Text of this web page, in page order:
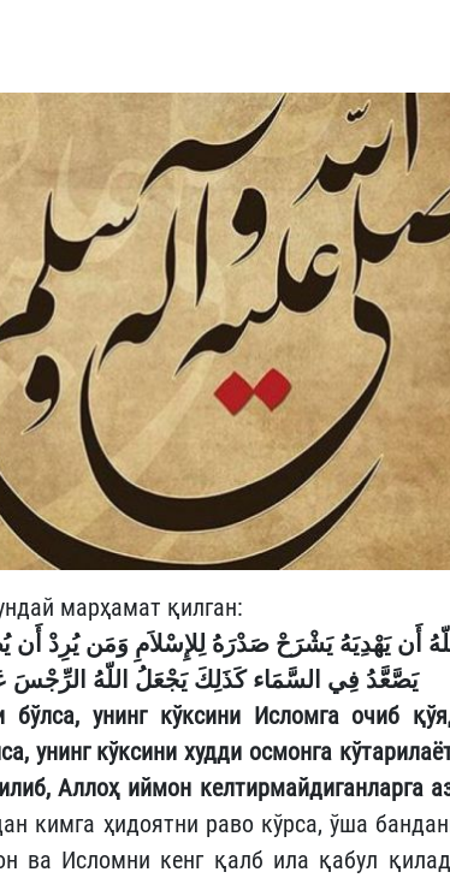
марҳамат қилган:
أَن يَهْدِيَهُ يَشْرَحْ صَدْرَهُ لِلإِسْلاَمِ وَمَن يُرِدْ
يَصَّعَّدُ فِي السَّمَاء كَذَلِكَ يَجْعَلُ اللّهُ الرِّجْسَ
унинг кўксини Исломга очиб
унинг кўксини худди осмонга
Аллоҳ иймон келтирмайдиганларга
кимга ҳидоятни раво кўрса, ўша
ва Исломни кенг қалб ила қабул